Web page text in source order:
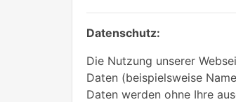
Datenschutz:
Die Nutzung unserer
Daten (beispielsweise
Daten werden ohne Ihre